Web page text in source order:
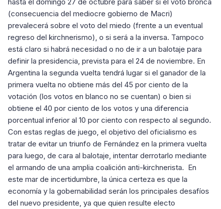
(consecuencia del mediocre gobierno de Macri)
prevalecerá sobre el voto del miedo (frente a un eventual
regreso del kirchnerismo), o si será a la inversa. Tampoco
está claro si habrá necesidad o no de ir a un balotaje para
definir la presidencia, prevista para el 24 de noviembre. En
Argentina la segunda vuelta tendrá lugar si el ganador de la
primera vuelta no obtiene más del 45 por ciento de la
votación (los votos en blanco no se cuentan) o bien si
obtiene el 40 por ciento de los votos y una diferencia
porcentual inferior al 10 por ciento con respecto al segundo.
Con estas reglas de juego, el objetivo del oficialismo es
tratar de evitar un triunfo de Fernández en la primera vuelta
para luego, de cara al balotaje, intentar derrotarlo mediante
el armando de una amplia coalición anti-kirchnerista. En
este mar de incertidumbre, la única certeza es que la
economía y la gobernabilidad serán los principales desafíos
del nuevo presidente, ya que quien resulte electo